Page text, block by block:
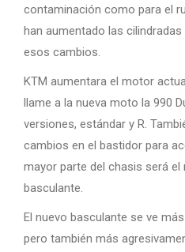
contaminación como para el
han aumentado las
esos cambios.
KTM aumentara el motor
llame a la nueva moto la 990
versiones, estándar y R.
cambios en el bastidor para
mayor parte del chasis será el
basculante.
El nuevo basculante se ve
pero también más